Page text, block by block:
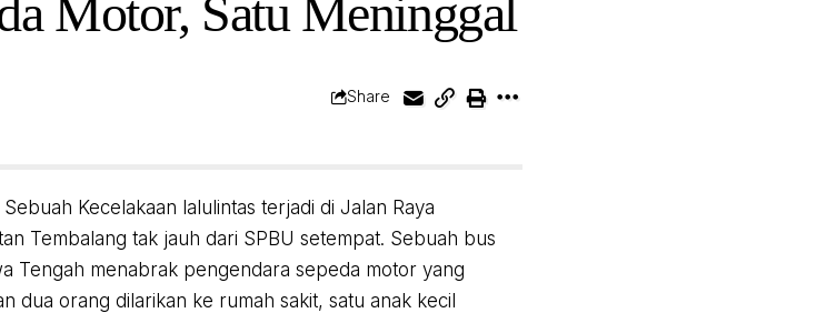
Motor, Satu Meninggal
Share
Kecelakaan lalulintas terjadi di Jalan Raya
Tembalang tak jauh dari SPBU setempat. Sebuah bus
Tengah menabrak pengendara sepeda motor yang
dua orang dilarikan ke rumah sakit, satu anak kecil